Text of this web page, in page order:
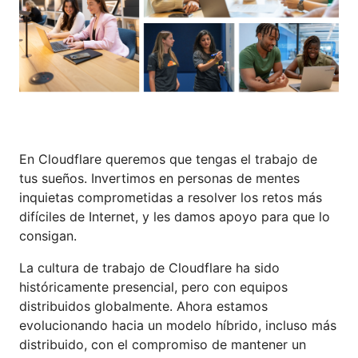
En Cloudflare queremos que tengas el trabajo de
tus sueños. Invertimos en personas de mentes
inquietas comprometidas a resolver los retos más
difíciles de Internet, y les damos apoyo para que lo
consigan.
La cultura de trabajo de Cloudflare ha sido
históricamente presencial, pero con equipos
distribuidos globalmente. Ahora estamos
evolucionando hacia un modelo híbrido, incluso más
distribuido, con el compromiso de mantener un